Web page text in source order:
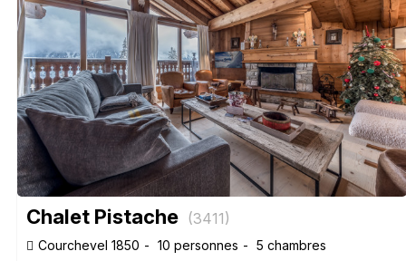
Chalet Pistache (3411)
Courchevel 1850 10 personnes
5 chambres